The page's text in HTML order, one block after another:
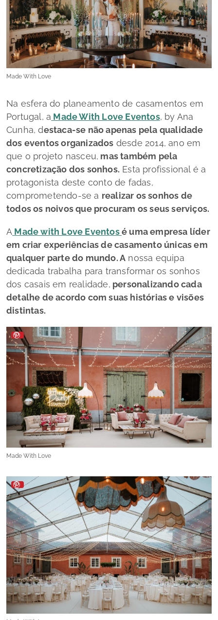
Made With Love
Na esfera do planeamento de casamentos em
Portugal, a Made With Love Eventos, by Ana
Cunha, destaca-se não apenas pela qualidade
dos eventos organizados desde 2014, ano em
que o projeto nasceu, mas também pela
concretização dos sonhos. Esta profissional é a
protagonista deste conto de fadas,
comprometendo-se a realizar os sonhos de
todos os noivos que procuram os seus serviços.
A Made with Love Eventosé uma empresa líder
em criar experiências de casamento únicas em
qualquer parte do mundo. A nossa equipa
dedicada trabalha para transformar os sonhos
dos casais em realidade, personalizando cada
detalhe de acordo com suas histórias e visões
distintas.
Made With Love